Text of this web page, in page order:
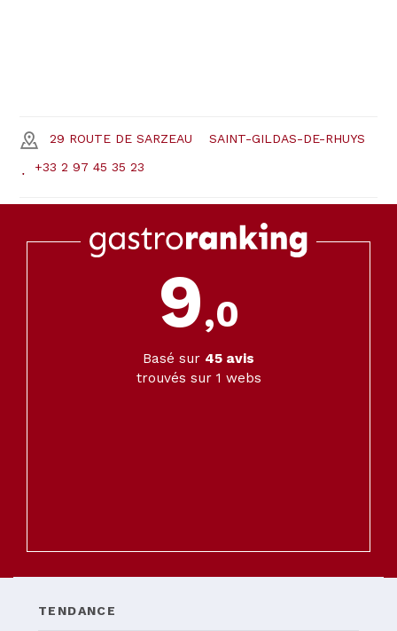
29 ROUTE DE SARZEAU SAINT-GILDAS-DE-RHUYS
+33 2 97 45 35 23
9,0
Basé sur 45 avis
trouvés sur 1 webs
TENDANCE